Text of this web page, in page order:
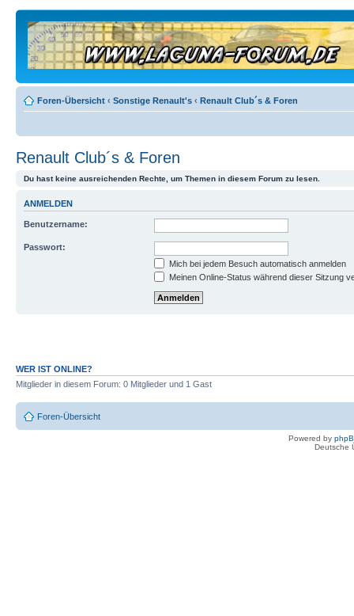
Foren-Übersicht ‹ Sonstige Renault's ‹ Renault Club´s & Foren
Renault Club´s & Foren
Du hast keine ausreichenden Rechte, um Themen in diesem Forum zu lesen.
ANMELDEN
Benutzername:
Passwort:
Mich bei jedem Besuch automatisch anmelden
Meinen Online-Status während dieser Sitzung
WER IST ONLINE?
Mitglieder in diesem Forum: 0 Mitglieder und 1 Gast
Foren-Übersicht
Powered by
Deutsche